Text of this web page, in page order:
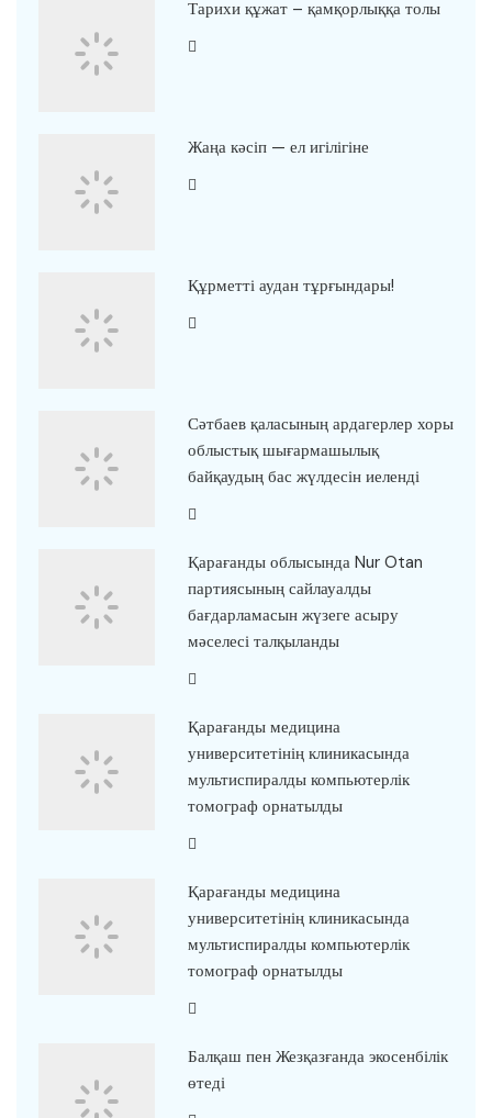
Тарихи құжат – қамқорлыққа толы
Жаңа кәсіп — ел игілігіне
Құрметті аудан тұрғындары!
Сәтбаев қаласының ардагерлер хоры
облыстық шығармашылық
байқаудың бас жүлдесін иеленді
Қарағанды облысында Nur Otan
партиясының сайлауалды
бағдарламасын жүзеге асыру
мәселесі талқыланды
Қарағанды медицина
университетінің клиникасында
мультиспиралды компьютерлік
томограф орнатылды
Қарағанды медицина
университетінің клиникасында
мультиспиралды компьютерлік
томограф орнатылды
Балқаш пен Жезқазғанда экосенбілік
өтеді